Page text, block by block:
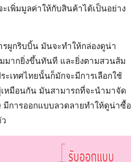
เพิ่มมูลค่าให้กับสินค้าได้เป็นอย่าง
รผูกริบบิ้น มันจะทำให้กล่องดูน่า
มากยิ่งขึ้นทันที และยิ่งตามสวนส้ม
ะเทศไทยนั้นก็มักจะมีการเลือกใช้
เหมือนกัน มันสามารถที่จะนำมาจัด
มีการออกแบบลวดลายทำให้ดูน่าซื้อ